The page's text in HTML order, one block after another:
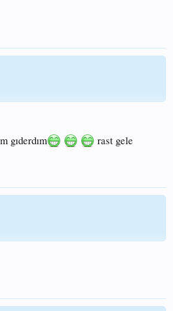
gıderdım rast gele